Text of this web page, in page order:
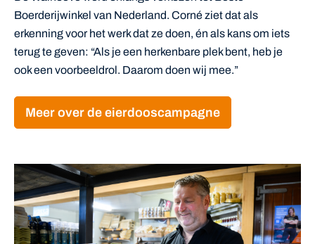
Boerderijwinkel van Nederland. Corné ziet dat als
erkenning voor het werk dat ze doen, én als kans om iets
terug te geven: “Als je een herkenbare plek bent, heb je
ook een voorbeeldrol. Daarom doen wij mee.”
Meer over de eierdooscampagne